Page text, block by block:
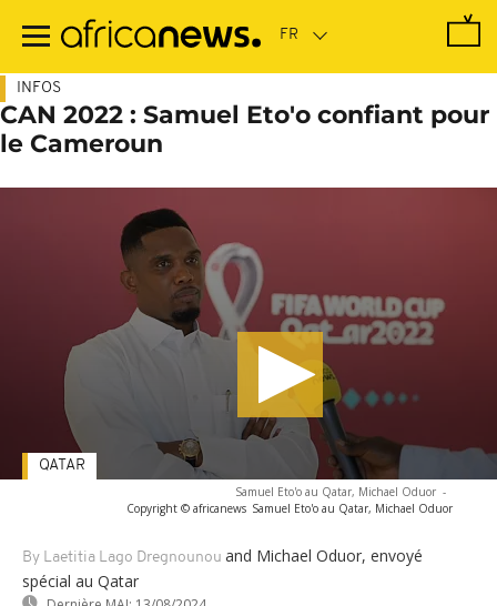
contenu
INFOS
CAN 2022 : Samuel Eto'o confiant pour
le Cameroun
Samuel Eto'o au Qatar, Michael Oduor -
Copyright © africanews Samuel Eto'o au Qatar, Michael Oduor
By Laetitia Lago Dregnounou and Michael Oduor, envoyé
spécial au Qatar
QATAR